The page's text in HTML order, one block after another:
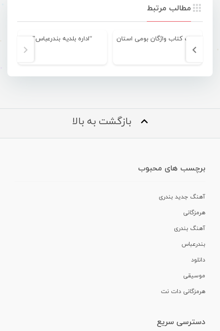
مطالب مرتبط
مولف کتاب واژگان بومی استان “اداره بلدیه بندرعباس”
بازگشت به بالا
برچسب های محبوب
آهنگ جدید بندری
هرمزگانی
آهنگ بندری
بندرعباس
دانلود
موسیقی
هرمزگانی دات نت
دسترسی سریع